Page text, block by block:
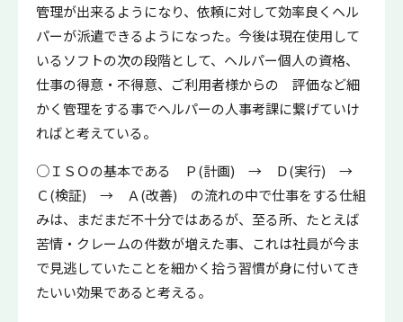
管理が出来るようになり、依頼に対して効率良くヘル
パーが派遣できるようになった。今後は現在使用して
いるソフトの次の段階として、ヘルパー個人の資格、
仕事の得意・不得意、ご利用者様からの 評価など細
かく管理をする事でヘルパーの人事考課に繋げていけ
ればと考えている。
○ＩＳＯの基本である Ｐ(計画) → Ｄ(実行) →
Ｃ(検証) → Ａ(改善) の流れの中で仕事をする仕組
みは、まだまだ不十分ではあるが、至る所、たとえば
苦情・クレームの件数が増えた事、これは社員が今ま
で見逃していたことを細かく拾う習慣が身に付いてき
たいい効果であると考える。